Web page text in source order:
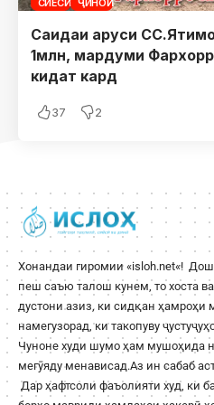
Саидаи аруси
1млн, мардуми
кидат кард
37 2
Хонандаи гиромии «isloh.net«!
пеш саъю талош кунем, то хоста
дустони азиз, ки сидқан ҳамроҳи
намегузорад, ки такопуву
Чуноне худи шумо ҳам мушоҳида
мегӯяду менависад.Аз ин сабаб
Дар ҳафтсоли фаъолияти худ, ки